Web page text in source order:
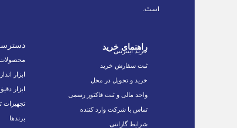
است.
راهنمای خرید
خرید اینترنتی
ثبت سفارش خرید
خرید و تحویل در محل
واحد مالی و ثبت فاکتور رسمی
تماس با شرکت وارد کننده
شرایط گارانتی
ابزار
ابزار دقیق
تجهیزات
برندها